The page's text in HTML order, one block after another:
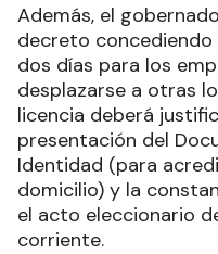
Además, el
decreto concediendo
dos días para los
desplazarse a otras
licencia deberá
presentación del
Identidad (para
domicilio) y la
el acto eleccionario
corriente.